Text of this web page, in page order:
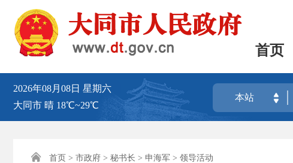
首页
2026年08月08日 星期六
大同市 晴 18℃~29℃
本站
 首页 > 市政府 > 秘书长 > 申海军 > 领导活动